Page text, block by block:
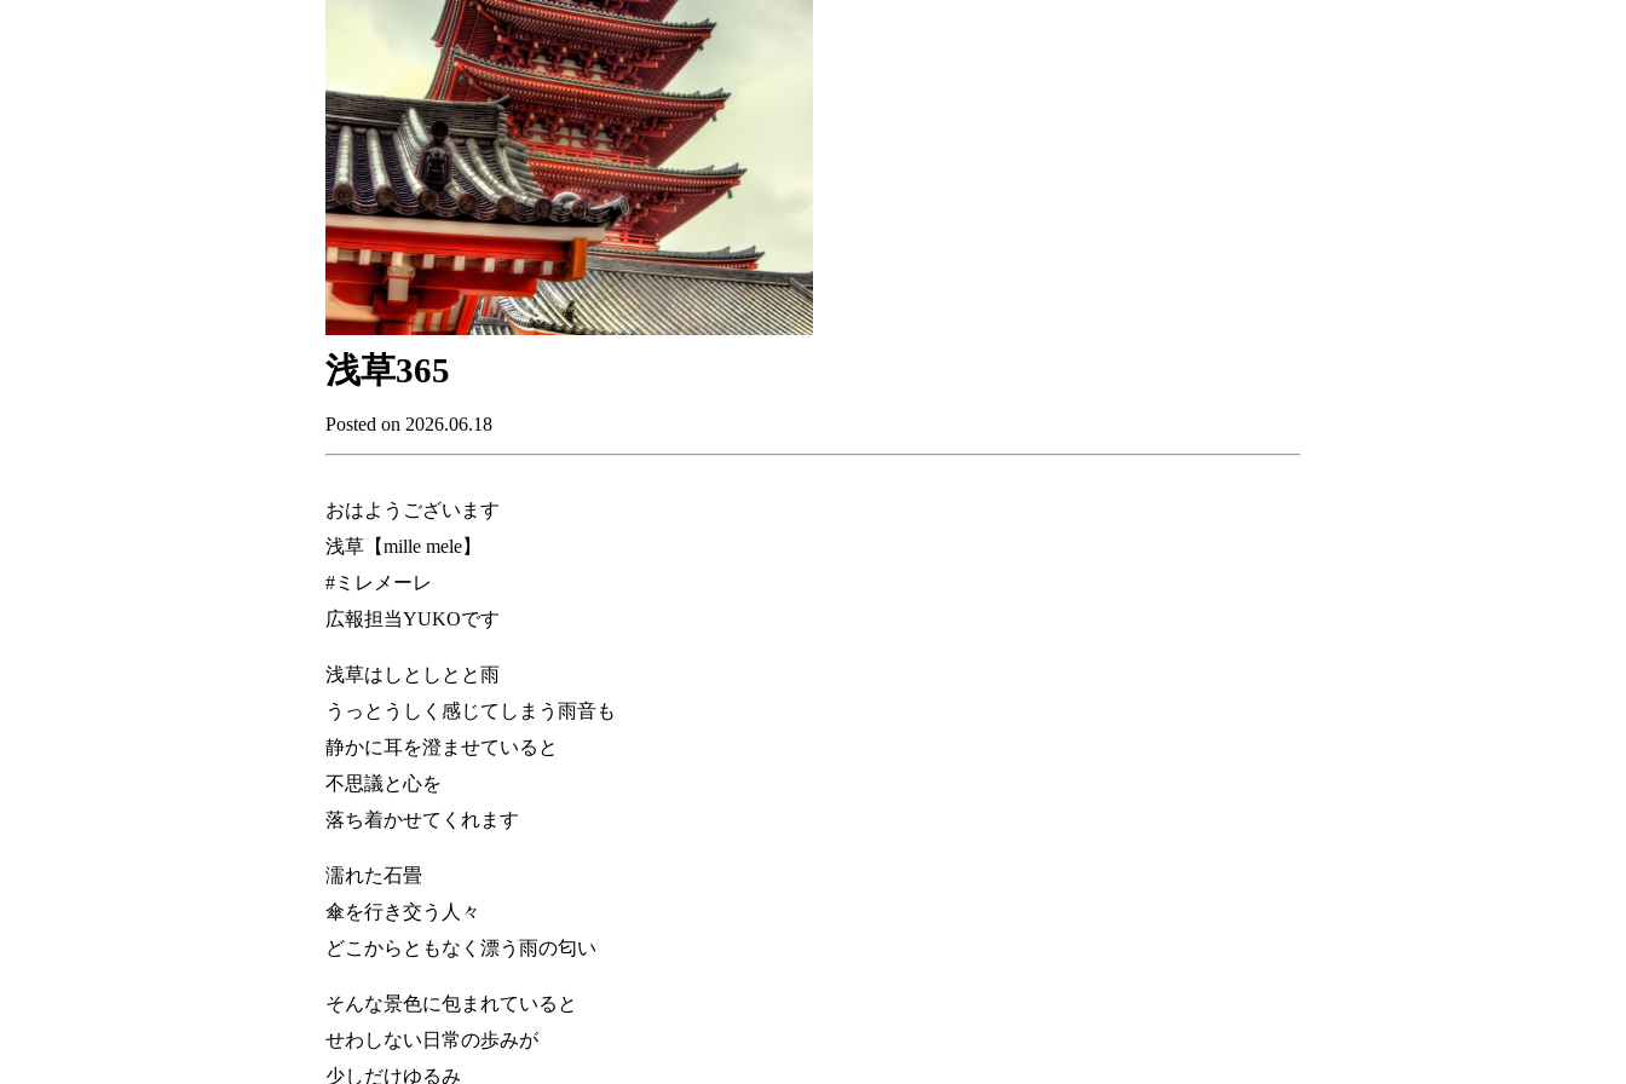
浅草365
Posted on 2026.06.18
おはようございます
浅草【mille mele】
#ミレメーレ
広報担当YUKOです
浅草はしとしとと雨
うっとうしく感じてしまう雨音も
静かに耳を澄ませていると
不思議と心を
落ち着かせてくれます
濡れた石畳
傘を行き交う人々
どこからともなく漂う雨の匂い
そんな景色に包まれていると
せわしない日常の歩みが
少しだけゆるみ